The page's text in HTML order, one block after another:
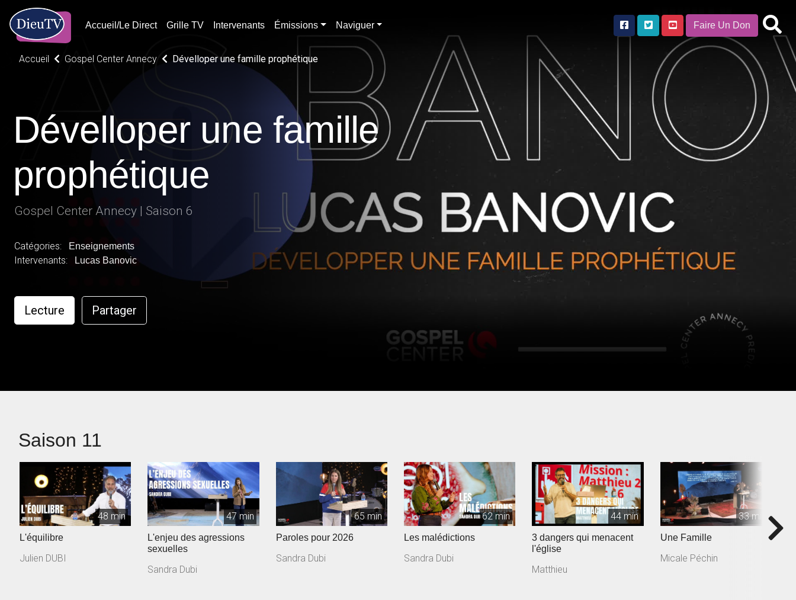
Accueil/Le Direct Grille TV Intervenants Émissions Naviguer Faire Un Don
Accueil Gospel Center Annecy Dévelloper une famille prophétique
Dévelloper une famille
prophétique
Gospel Center Annecy | Saison 6
Catégories: Enseignements
Intervenants: Lucas Banovic
Lecture Partager
Saison 11
48 min
L'équilibre
Julien DUBI
47 min
L'enjeu des agressions
sexuelles
Sandra Dubi
65 min
Paroles pour 2026
Sandra Dubi
62 min
Les malédictions
Sandra Dubi
44 min
3 dangers qui menacent
l'église
Matthieu
33 min
Une Famille
Micale Péchin